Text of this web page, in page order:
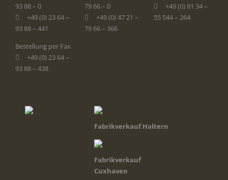
93 88 – 0
+49 (0) 23 64 –
93 88 – 441
Bestellung per Fax
+49 (0) 23 64 –
93 88 – 438
79 66 – 0
+49 (0) 47 21 –
79 66 – 366
+49 (0) 81 34 –
55 544 – 264
Fabrikverkauf Haltern
Fabrikverkauf
Cuxhaven